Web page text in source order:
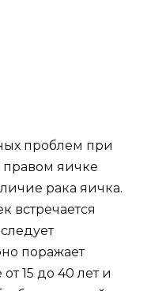
проблем при
яичке
рака яичка.
встречается
поражает
15 до 40 лет и